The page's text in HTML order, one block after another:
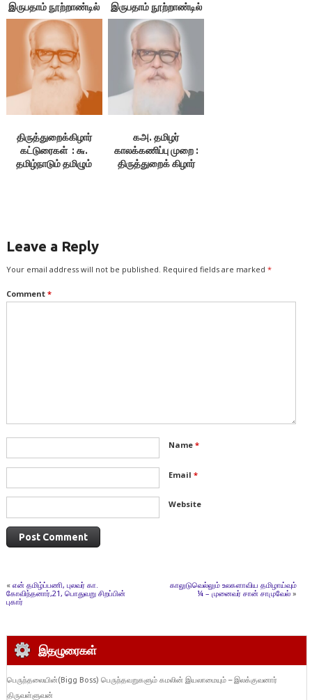
இருபதாம் நூற்றாண்டில்
தமிழ்நாட்டின் நிலைமை
– 3. குமுகாய அமைப்பு,
4.பொருளியல் நிலை,
5.மக்கள் வாழ்க்கை
நிலை
இருபதாம் நூற்றாண்டில்
தமிழ்நாட்டின் நிலைமை
– 1.தமிழ்நாடு. 2. மொழி
திருத்துறைக்கிழார்
கட்டுரைகள் : ௬.
தமிழ்நாடும் தமிழும்
கஅ. தமிழர்
காலக்கணிப்பு முறை :
திருத்துறைக் கிழார்
Leave a Reply
Your email address will not be published. Required fields are marked *
Comment *
Name *
Email *
Website
« என் தமிழ்ப்பணி, புலவர் கா.
கோவிந்தனார்,21, பொதுவறு சிறப்பின்
புகார்
காலுடுவெல்லும் உலகளாவிய தமிழாய்வும்
¼ – முனைவர் சான் சாமுவேல் »
இதழுரைகள்
பெருந்தலையின்(Bigg Boss) பெருந்தவறுகளும் கமலின் இயலாமையும் – இலக்குவனார்
திருவள்ளுவன்